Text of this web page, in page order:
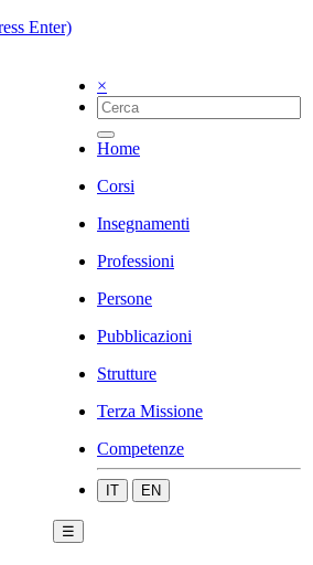
Enter)
×
Home
Corsi
Insegnamenti
Professioni
Persone
Pubblicazioni
Strutture
Terza Missione
Competenze
IT EN
☰